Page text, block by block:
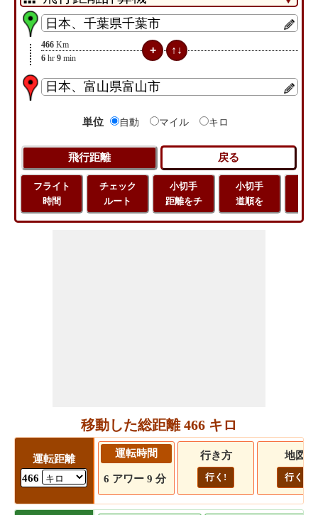
466 Km
6 hr 9 min
単位 自動 マイル キロ
フライト
時間
チェック
ルート
小切手
距離をチ
小切手
道順を
移動した総距離 466 キロ
運転距離
466
運転時間
6 アワー 9 分
行き方
行く!
地図
行く!